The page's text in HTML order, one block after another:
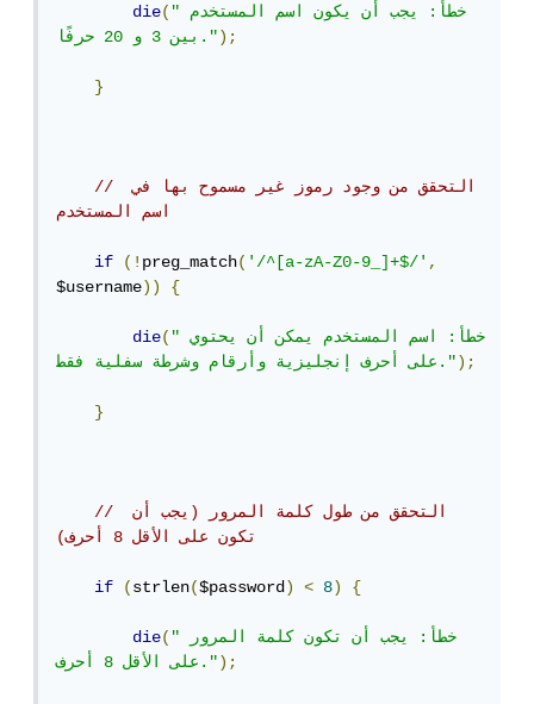
die("خطأ: يجب أن يكون اسم المستخدم
بين 3 و 20 حرفًا.");
}
// التحقق من وجود رموز غير مسموح بها في
اسم المستخدم
if (!preg_match('/^[a-zA-Z0-9_]+$/',
$username)) {
die("خطأ: اسم المستخدم يمكن أن يحتوي
على أحرف إنجليزية وأرقام وشرطة سفلية فقط.");
}
// التحقق من طول كلمة المرور (يجب أن
تكون على الأقل 8 أحرف)
if (strlen($password) < 8) {
die("خطأ: يجب أن تكون كلمة المرور
على الأقل 8 أحرف.");